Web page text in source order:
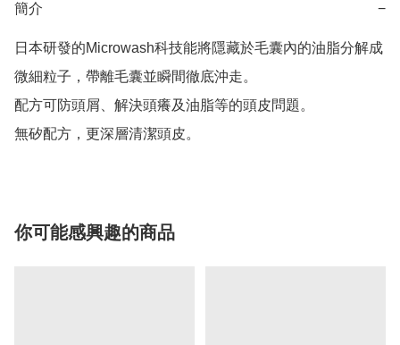
簡介 −
日本研發的Microwash科技能將隱藏於毛囊內的油脂分解成
微細粒子，帶離毛囊並瞬間徹底沖走。
配方可防頭屑、解決頭癢及油脂等的頭皮問題。
無矽配方，更深層清潔頭皮。
你可能感興趣的商品